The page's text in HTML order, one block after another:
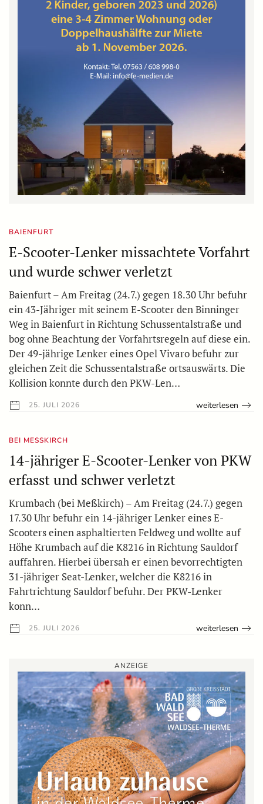
BAIENFURT
E-Scooter-Lenker missachtete Vorfahrt
und wurde schwer verletzt
Baienfurt – Am Freitag (24.7.) gegen 18.30 Uhr befuhr
ein 43-Jähriger mit seinem E-Scooter den Binninger
Weg in Baienfurt in Richtung Schussentalstraße und
bog ohne Beachtung der Vorfahrtsregeln auf diese ein.
Der 49-jährige Lenker eines Opel Vivaro befuhr zur
gleichen Zeit die Schussentalstraße ortsauswärts. Die
Kollision konnte durch den PKW-Len…
25. JULI 2026 weiterlesen
BEI MESSKIRCH
14-jähriger E-Scooter-Lenker von PKW
erfasst und schwer verletzt
Krumbach (bei Meßkirch) – Am Freitag (24.7.) gegen
17.30 Uhr befuhr ein 14-jähriger Lenker eines E-
Scooters einen asphaltierten Feldweg und wollte auf
Höhe Krumbach auf die K8216 in Richtung Sauldorf
auffahren. Hierbei übersah er einen bevorrechtigten
31-jähriger Seat-Lenker, welcher die K8216 in
Fahrtrichtung Sauldorf befuhr. Der PKW-Lenker
konn…
25. JULI 2026 weiterlesen
ANZEIGE